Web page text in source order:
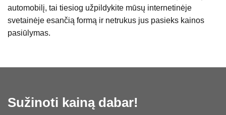
automobilį, tai tiesiog užpildykite mūsų internetinėje
svetainėje esančią formą ir netrukus jus pasieks kainos
pasiūlymas.
Sužinoti kainą dabar!